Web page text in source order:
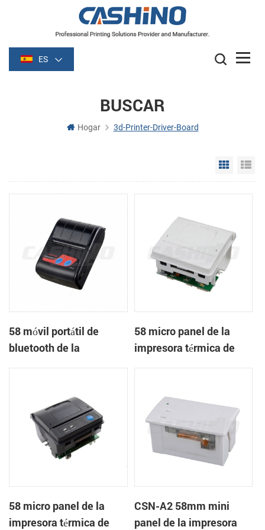
ES
BUSCAR
Hogar 3d-Printer-Driver-Board
Grid
58 móvil portátil de
bluetooth de la
58 micro panel de la
impresora térmica de
58 micro panel de la
impresora térmica de
CSN-A2 58mm mini
panel de la impresora